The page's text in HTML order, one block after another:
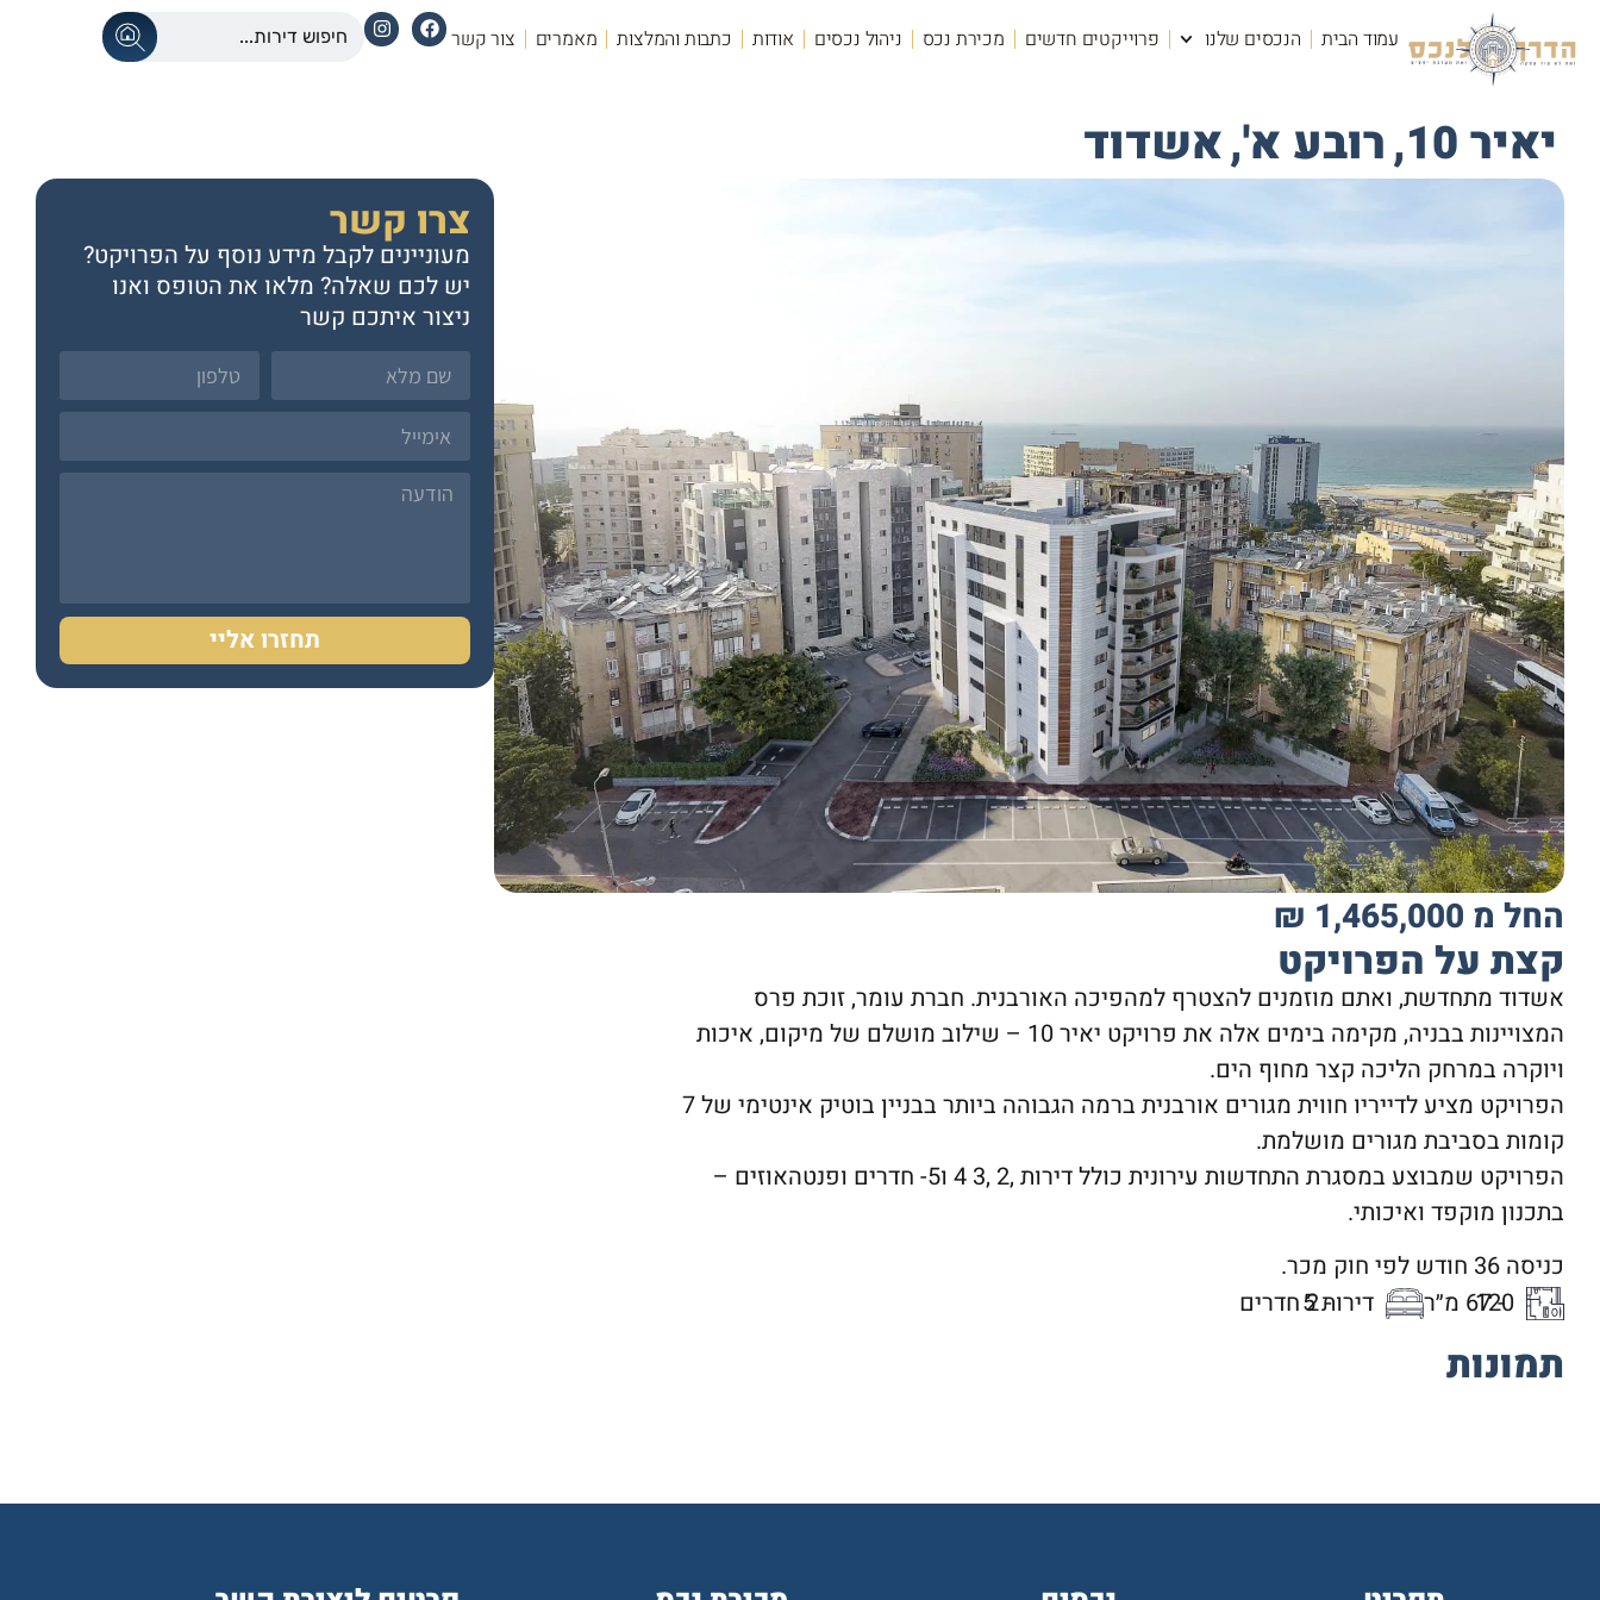
עמוד הבית הנכסים שלנו פרוייקטים חדשים מכירת נכס ניהול נכסים אודות כתבות והמלצות מאמרים צור קשר
יאיר 10, רובע א',אשדוד
החל מ 1,465,000 ₪
קצת על הפרויקט
אשדוד מתחדשת, ואתם מוזמנים להצטרף למהפיכה האורבנית. חברת עומר, זוכת פרס
המצויינות בבניה, מקימה בימים אלה את פרויקט יאיר 10 – שילוב מושלם של מיקום, איכות
ויוקרה במרחק הליכה קצר מחוף הים.
הפרויקט מציע לדייריו חווית מגורים אורבנית ברמה הגבוהה ביותר בבניין בוטיק אינטימי של 7
קומות בסביבת מגורים מושלמת.
הפרויקט שמבוצע במסגרת התחדשות עירונית כולל דירות ,2 ,3 4 ו5- חדרים ופנטהאוזים –
בתכנון מוקפד ואיכותי.
כניסה 36 חודש לפי חוק מכר.
120
- 67 מ״ר דירות 5
- 2 חדרים
תמונות
צרו קשר
מעוניינים לקבל מידע נוסף על הפרויקט?
יש לכם שאלה? מלאו את הטופס ואנו
ניצור איתכם קשר
תחזרו אליי